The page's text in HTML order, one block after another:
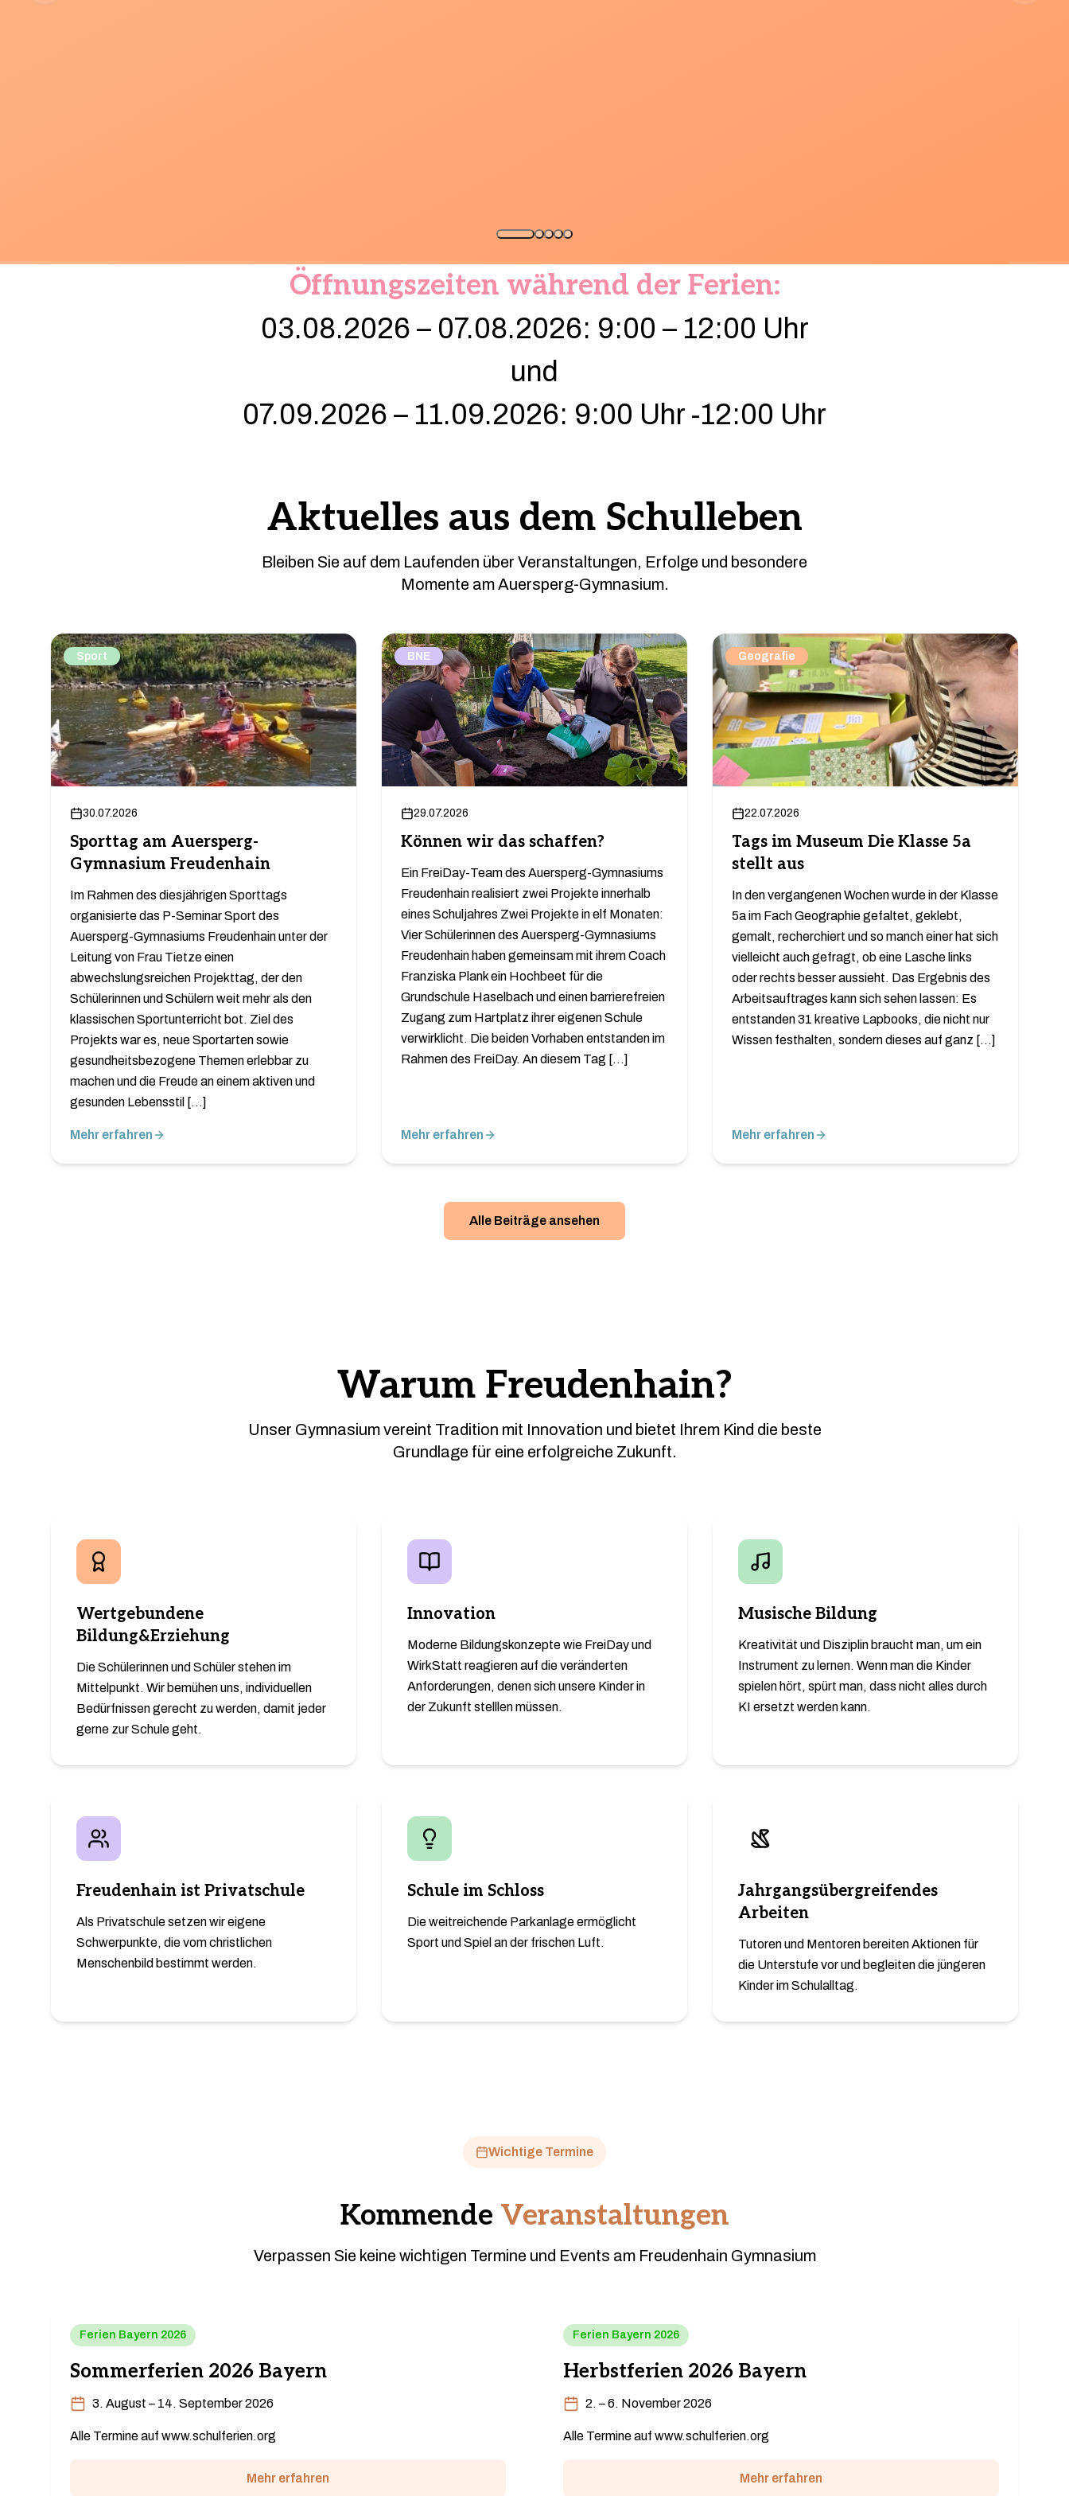
Öffnungszeiten während der Ferien:
03.08.2026 – 07.08.2026: 9:00 – 12:00 Uhr
und
07.09.2026 – 11.09.2026: 9:00 Uhr -12:00 Uhr
Aktuelles aus dem Schulleben
Bleiben Sie auf dem Laufenden über Veranstaltungen, Erfolge und besondere
Momente am Auersperg-Gymnasium.
Sport
30.07.2026
Sporttag am Auersperg-
Gymnasium Freudenhain
Im Rahmen des diesjährigen Sporttags
organisierte das P-Seminar Sport des
Auersperg-Gymnasiums Freudenhain unter der
Leitung von Frau Tietze einen
abwechslungsreichen Projekttag, der den
Schülerinnen und Schülern weit mehr als den
klassischen Sportunterricht bot. Ziel des
Projekts war es, neue Sportarten sowie
gesundheitsbezogene Themen erlebbar zu
machen und die Freude an einem aktiven und
gesunden Lebensstil […]
Mehr erfahren
BNE
29.07.2026
Können wir das schaffen?
Ein FreiDay-Team des Auersperg-Gymnasiums
Freudenhain realisiert zwei Projekte innerhalb
eines Schuljahres Zwei Projekte in elf Monaten:
Vier Schülerinnen des Auersperg-Gymnasiums
Freudenhain haben gemeinsam mit ihrem Coach
Franziska Plank ein Hochbeet für die
Grundschule Haselbach und einen barrierefreien
Zugang zum Hartplatz ihrer eigenen Schule
verwirklicht. Die beiden Vorhaben entstanden im
Rahmen des FreiDay. An diesem Tag […]
Mehr erfahren
Geografie
22.07.2026
Tags im Museum Die Klasse 5a
stellt aus
In den vergangenen Wochen wurde in der Klasse
5a im Fach Geographie gefaltet, geklebt,
gemalt, recherchiert und so manch einer hat sich
vielleicht auch gefragt, ob eine Lasche links
oder rechts besser aussieht. Das Ergebnis des
Arbeitsauftrages kann sich sehen lassen: Es
entstanden 31 kreative Lapbooks, die nicht nur
Wissen festhalten, sondern dieses auf ganz […]
Mehr erfahren
Alle Beiträge ansehen
Warum Freudenhain?
Unser Gymnasium vereint Tradition mit Innovation und bietet Ihrem Kind die beste
Grundlage für eine erfolgreiche Zukunft.
Wertgebundene
Bildung&Erziehung
Die Schülerinnen und Schüler stehen im
Mittelpunkt. Wir bemühen uns, individuellen
Bedürfnissen gerecht zu werden, damit jeder
gerne zur Schule geht.
Innovation
Moderne Bildungskonzepte wie FreiDay und
WirkStatt reagieren auf die veränderten
Anforderungen, denen sich unsere Kinder in
der Zukunft stelllen müssen.
Musische Bildung
Kreativität und Disziplin braucht man, um ein
Instrument zu lernen. Wenn man die Kinder
spielen hört, spürt man, dass nicht alles durch
KI ersetzt werden kann.
Freudenhain ist Privatschule
Als Privatschule setzen wir eigene
Schwerpunkte, die vom christlichen
Menschenbild bestimmt werden.
Schule im Schloss
Die weitreichende Parkanlage ermöglicht
Sport und Spiel an der frischen Luft.
Jahrgangsübergreifendes
Arbeiten
Tutoren und Mentoren bereiten Aktionen für
die Unterstufe vor und begleiten die jüngeren
Kinder im Schulalltag.
Wichtige Termine
Kommende Veranstaltungen
Verpassen Sie keine wichtigen Termine und Events am Freudenhain Gymnasium
Ferien Bayern 2026
Sommerferien 2026 Bayern
3. August – 14. September 2026
Alle Termine auf www.schulferien.org
Mehr erfahren
Ferien Bayern 2026
Herbstferien 2026 Bayern
2. – 6. November 2026
Alle Termine auf www.schulferien.org
Mehr erfahren